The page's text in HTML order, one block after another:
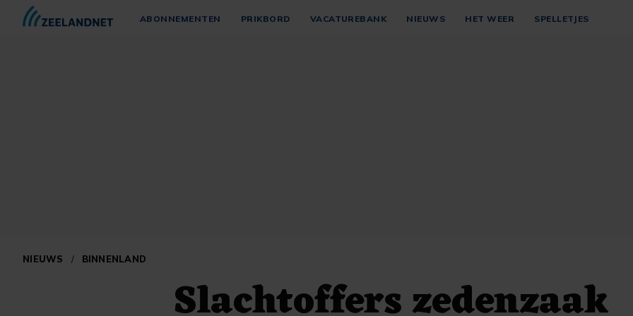
ABONNEMENTEN PRIKBORD VACATUREBANK NIEUWS HET WEER SPELLETJES
NIEUWS / BINNENLAND